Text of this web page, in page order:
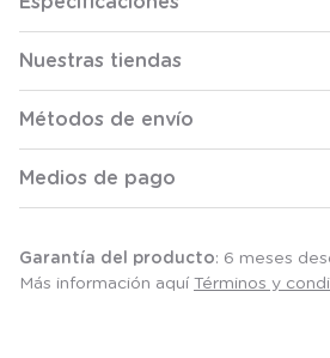
Nuestras tiendas
Métodos de envío
Medios de pago
Garantía del producto: 6 meses
Más información aquí Términos y